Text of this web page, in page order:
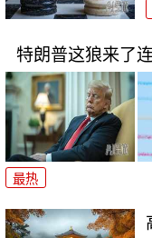
特朗普这狼来了
最热